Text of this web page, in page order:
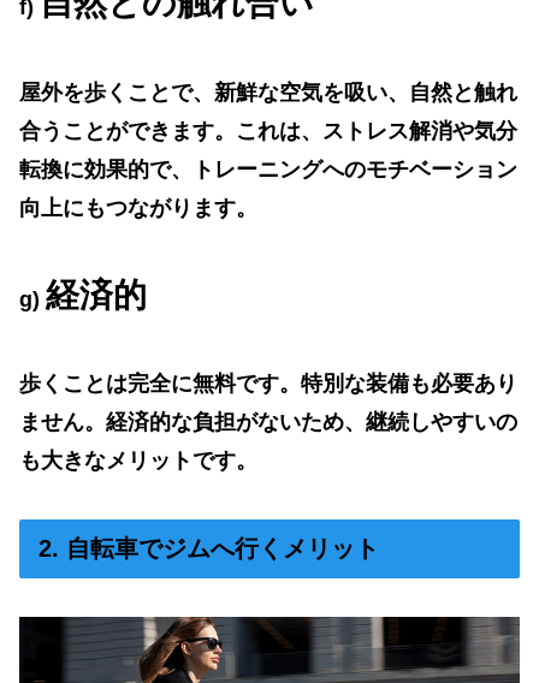
f)
屋外を歩くことで、新鮮な空気を吸い、自然と触れ
合うことができます。これは、ストレス解消や気分
転換に効果的で、トレーニングへのモチベーション
向上にもつながります。
g) 経済的
歩くことは完全に無料です。特別な装備も必要あり
ません。経済的な負担がないため、継続しやすいの
も大きなメリットです。
2. 自転車でジムへ行くメリット